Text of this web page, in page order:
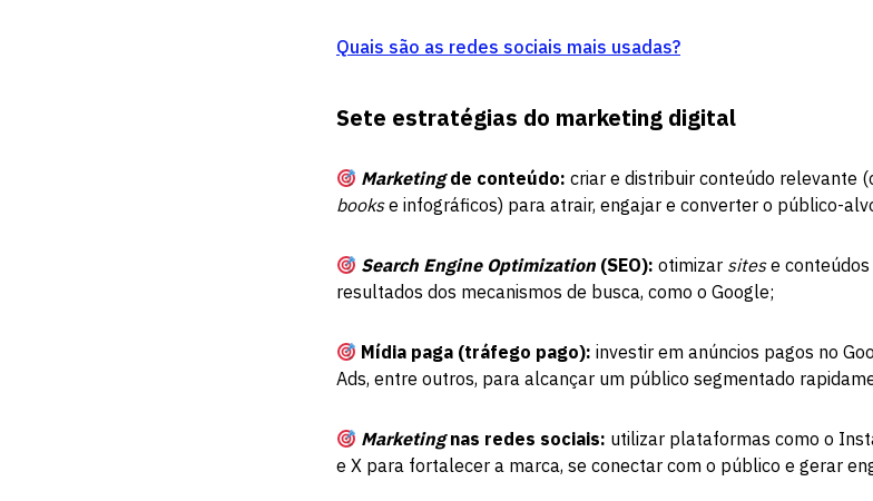
Quais são as redes sociais mais usadas?
Sete estratégias do marketing digital
Marketingde conteúdo:criar e distribuir conteúdo relevante
bookse infográficos) para atrair, engajar e converter o público-
Search Engine Optimization (SEO):otimizar sitese conteúdos
resultados dos mecanismos de busca, como o Google;
Mídia paga (tráfego pago):investir em anúncios pagos no
Ads, entre outros, para alcançar um público segmentado
Marketingnas redes sociais: utilizar plataformas como o
e X para fortalecer a marca, se conectar com o público e gerar